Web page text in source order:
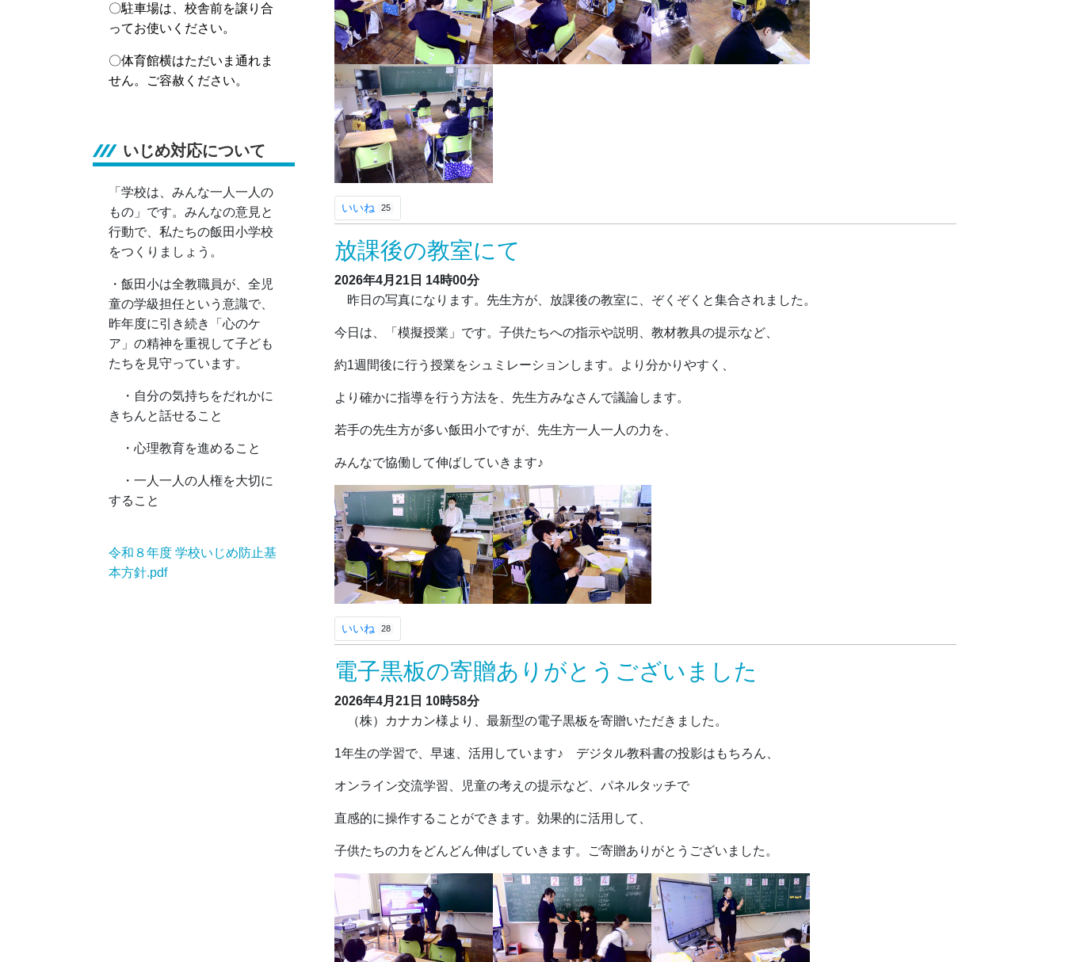
〇駐車場は、校舎前を譲り合
ってお使いください。
〇体育館横はただいま通れま
せん。ご容赦ください。
いじめ対応について
「学校は、みんな一人一人の
もの」です。みんなの意見と
行動で、私たちの飯田小学校
をつくりましょう。
・飯田小は全教職員が、全児
童の学級担任という意識で、
昨年度に引き続き「心のケ
ア」の精神を重視して子ども
たちを見守っています。
・自分の気持ちをだれかに
きちんと話せること
・心理教育を進めること
・一人一人の人権を大切に
すること
令和８年度 学校いじめ防止基
本方針.pdf
いいね 25
放課後の教室にて
2026年4月21日 14時00分
昨日の写真になります。先生方が、放課後の教室に、ぞくぞくと集合されました。
今日は、「模擬授業」です。子供たちへの指示や説明、教材教具の提示など、
約1週間後に行う授業をシュミレーションします。より分かりやすく、
より確かに指導を行う方法を、先生方みなさんで議論します。
若手の先生方が多い飯田小ですが、先生方一人一人の力を、
みんなで協働して伸ばしていきます♪
いいね 28
電子黒板の寄贈ありがとうございました
2026年4月21日 10時58分
（株）カナカン様より、最新型の電子黒板を寄贈いただきました。
1年生の学習で、早速、活用しています♪ デジタル教科書の投影はもちろん、
オンライン交流学習、児童の考えの提示など、パネルタッチで
直感的に操作することができます。効果的に活用して、
子供たちの力をどんどん伸ばしていきます。ご寄贈ありがとうございました。